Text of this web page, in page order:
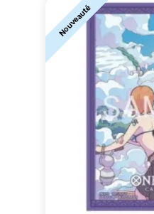
Nouveauté